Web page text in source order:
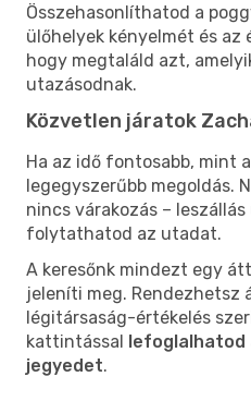
Összehasonlíthatod a
ülőhelyek kényelmét és
hogy megtaláld azt,
utazásodnak.
Közvetlen járatok
Ha az idő fontosabb, mint
legegyszerűbb megoldás.
nincs várakozás –
folytathatod az utadat.
A keresőnk mindezt egy
jeleníti meg. Rendezhetsz
légitársaság-értékelés
kattintással lefoglalhatod
jegyedet.